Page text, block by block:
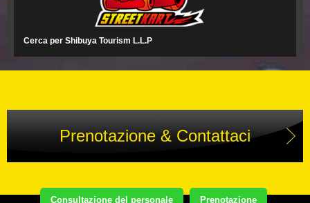
Consultazione del personale Prenotazione
Cerca per Shibuya Tourism L.L.P
Prenotazione & Contattaci